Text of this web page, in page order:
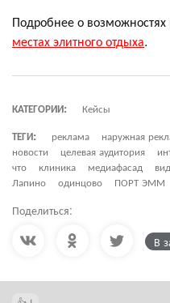
Подробнее о
местах элитного отдыха.
КАТЕГОРИИ:
Кейсы
ТЕГИ:
реклама наружная
новости
целевая аудитория
что
клиника медиафасад
Лапино
одинцово ПОРТ ЭММ
Поделиться:
В